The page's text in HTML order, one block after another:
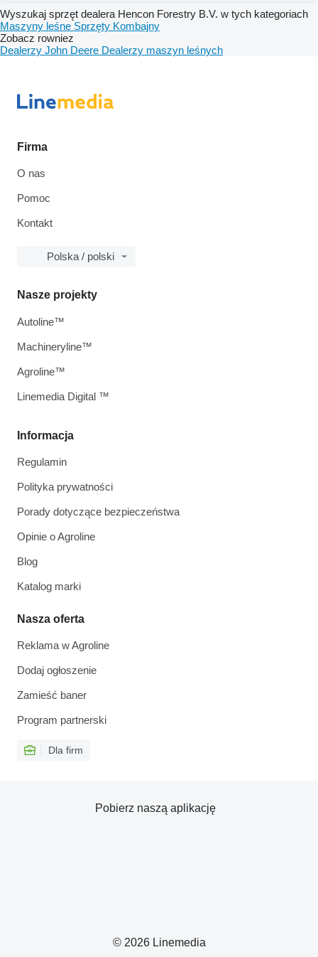
Wyszukaj sprzęt dealera Hencon Forestry B.V. w tych kategoriach
Maszyny leśne Sprzęty Kombajny
Zobacz rowniez
Dealerzy John Deere Dealerzy maszyn leśnych
Firma
O nas
Pomoc
Kontakt
Polska / polski
Informacja
Regulamin
Polityka prywatności
Porady dotyczące bezpieczeństwa
Opinie o Agroline
Blog
Katalog marki
Nasza oferta
Reklama w Agroline
Dodaj ogłoszenie
Zamieść baner
Program partnerski
Dla firm
Nasze projekty
Autoline™
Machineryline™
Agroline™
Linemedia Digital ™
© 2026 Linemedia
Pobierz naszą aplikację